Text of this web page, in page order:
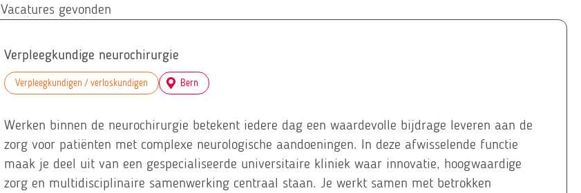
Vacatures gevonden
Verpleegkundige neurochirurgie
Verpleegkundigen / verloskundigen Bern
Werken binnen de neurochirurgie betekent iedere dag een waardevolle bijdrage leveren aan de
zorg voor patiënten met complexe neurologische aandoeningen. In deze afwisselende functie
maak je deel uit van een gespecialiseerde universitaire kliniek waar innovatie, hoogwaardige
zorg en multidisciplinaire samenwerking centraal staan. Je werkt samen met betrokken